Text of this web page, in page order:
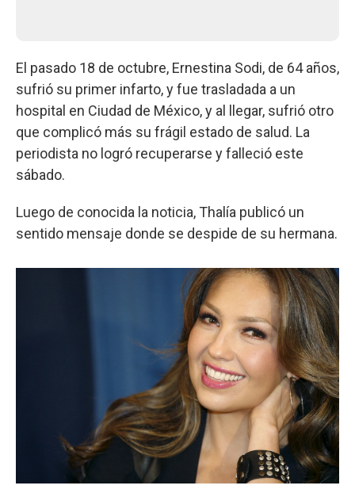
El pasado 18 de octubre, Ernestina Sodi, de 64 años,
sufrió su primer infarto, y fue trasladada a un
hospital en Ciudad de México, y al llegar, sufrió otro
que complicó más su frágil estado de salud. La
periodista no logró recuperarse y falleció este
sábado.
Luego de conocida la noticia, Thalía publicó un
sentido mensaje donde se despide de su hermana.